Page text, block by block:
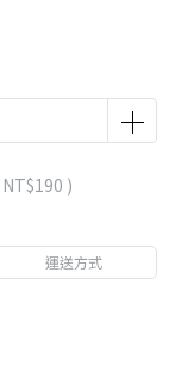
NT$190 )
運送方式